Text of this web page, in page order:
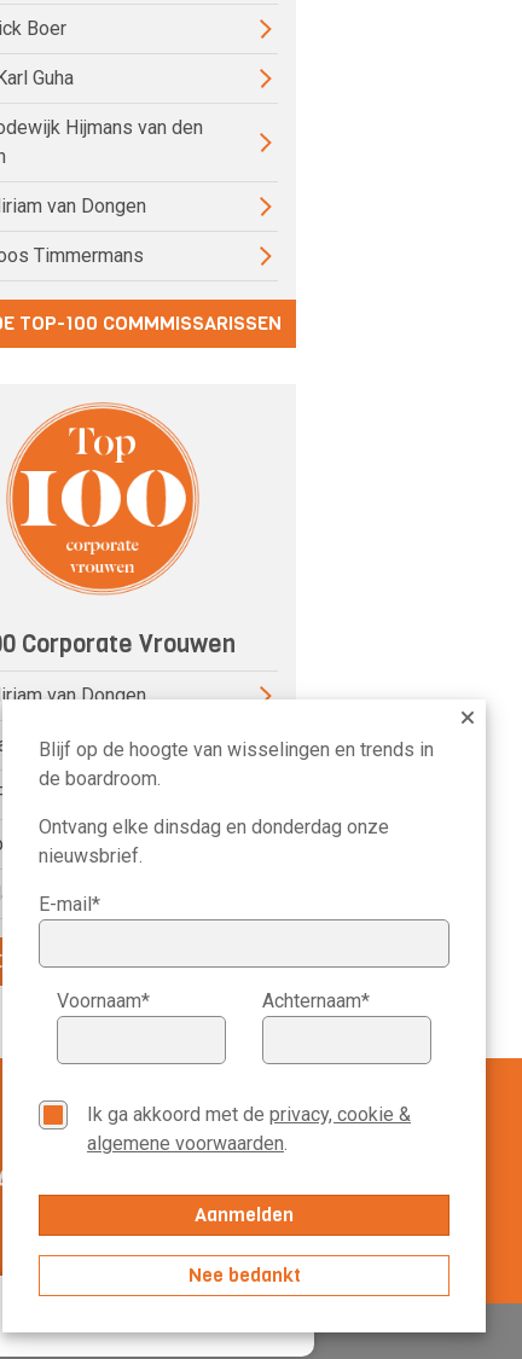
Boer
Guha
Hijmans van den
van Dongen
Timmermans
TOP-100 COMMMISSARISSEN
Corporate Vrouwen
van Dongen
van der Meer Mohr
Hofsté
Ritsema van Eck
Bonhof
DE VOLLEDIGE LIJST
Blijf op de hoogte van wisselingen en trends in
de boardroom.
Ontvang elke dinsdag en donderdag onze
nieuwsbrief.
E-mail*
Voornaam* Achternaam*
Ik ga akkoord met de privacy, cookie &
algemene voorwaarden.
Nee bedankt
MANAGEMENT SCOPE
020-3113799